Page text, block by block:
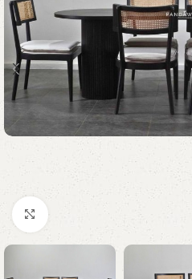
Click to enlarge